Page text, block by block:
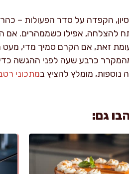
הקפדה על סדר הפעולות –
להצלחה, אפילו כשממהרים. אם
זאת, אם הקרם סמיך מדי, מעט
כרבע שעה לפני ההגשה
נוספות, מומלץ להציץ במתכוני
גם: